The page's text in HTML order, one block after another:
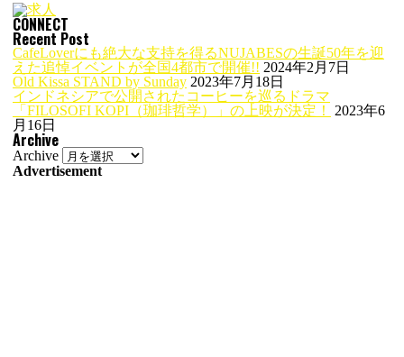
CONNECT
Recent Post
CafeLoverにも絶大な支持を得るNUJABESの生誕50年を迎
えた追悼イベントが全国4都市で開催!! 2024年2月7日
Old Kissa STAND by Sunday 2023年7月18日
インドネシアで公開されたコーヒーを巡るドラマ
「FILOSOFI KOPI（珈琲哲学）」の上映が決定！
2023年6
月16日
Archive
Archive
Advertisement